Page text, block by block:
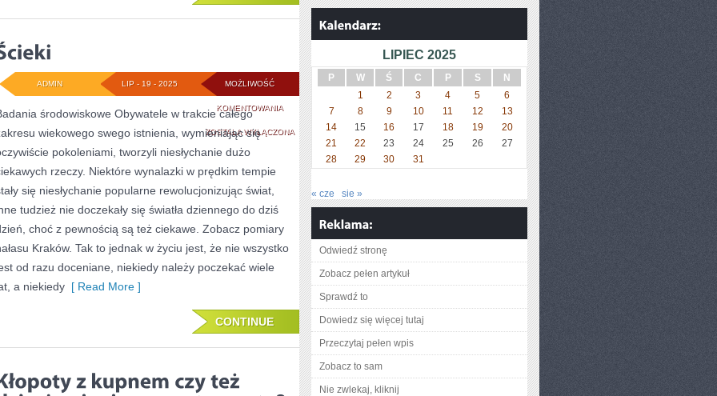
MOŻLIWOŚĆ
KOMENTOWANIAŚCIEKI
ZOSTAŁA WYŁĄCZONA
LIP - 19 - 2025
ADMIN
środowiskowe Obywatele w trakcie całego
wiekowego swego istnienia, wymieniając się
pokoleniami, tworzyli niesłychanie dużo
rzeczy. Niektóre wynalazki w prędkim tempie
się niesłychanie popularne rewolucjonizując świat,
tudzież nie doczekały się światła dziennego do dziś
choć z pewnością są też ciekawe. Zobacz pomiary
Kraków. Tak to jednak w życiu jest, że nie wszystko
od razu doceniane, niekiedy należy poczekać wiele
a niekiedy [ Read More ]
CONTINUE
LIPIEC 2025
P W Ś C P S
N
1
2 3 4 5
6
7
8 9 10 11 12
13
14
15 16 17 18 19
20
21
22 23 24 25 26
27
28
29 30 31
« cze sie »
Odwiedź stronę
Zobacz pełen artykuł
Sprawdź to
Dowiedz się więcej tutaj
Przeczytaj pełen wpis
Zobacz to sam
Nie zwlekaj, kliknij